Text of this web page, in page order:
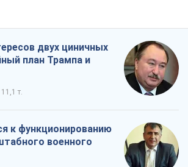
двух циничных
план Трампа и
11,1 т.
к функционированию
военного